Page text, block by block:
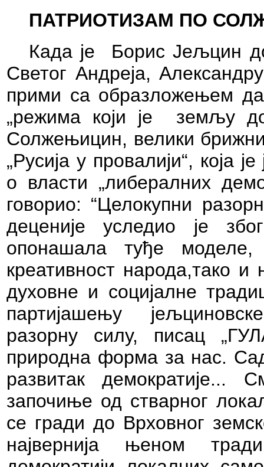
ПАТРИОТИЗАМ ПО
Када је
Борис Јељцин
Светог Андреја,
прими са образложењем
„режима који је
земљу
Солжењицин, велики
„Русија у провалији“,
о власти „либералних
говорио: “Целокупни
деценије уследио је
опонашала туђе моделе,
креативност народа,тако
духовне и социјалне
партијашењу
разорну силу, писац
природна форма за нас.
развитак демократије...
започиње од стварног
се гради до Врховног
највернија њеном